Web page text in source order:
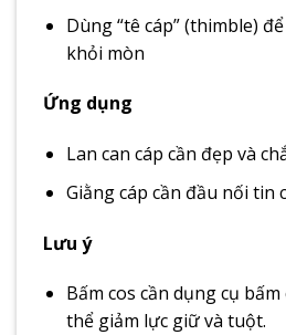
Dùng “tê cáp” (thimble)
khỏi mòn
Ứng dụng
Lan can cáp cần đẹp và
Giằng cáp cần đầu nối tin
Lưu ý
Bấm cos cần dụng cụ
thể giảm lực giữ và tuột.